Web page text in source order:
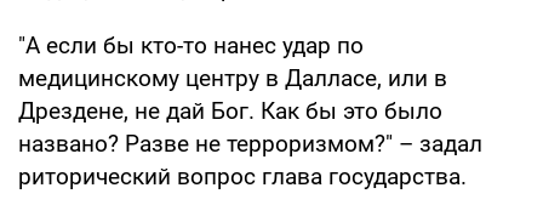
"А если бы кто-то нанес удар по
медицинскому центру в Далласе, или в
Дрездене, не дай Бог. Как бы это было
названо? Разве не терроризмом?" – задал
риторический вопрос глава государства.